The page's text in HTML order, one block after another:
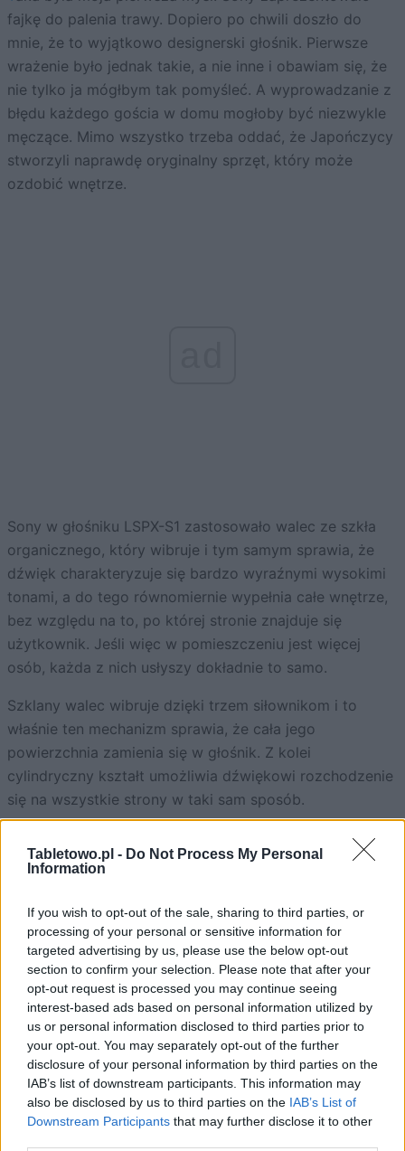
Tabletowo.pl - Do Not Process My Personal
Information
If you wish to opt-out of the sale, sharing to third parties, or
processing of your personal or sensitive information for
targeted advertising by us, please use the below opt-out
section to confirm your selection. Please note that after your
opt-out request is processed you may continue seeing
interest-based ads based on personal information utilized by
us or personal information disclosed to third parties prior to
your opt-out. You may separately opt-out of the further
disclosure of your personal information by third parties on the
IAB’s list of downstream participants. This information may
also be disclosed by us to third parties on the IAB’s List of
Downstream Participants that may further disclose it to other
fajkę do palenia trawy. Dopiero po chwili doszło do
mnie, że to wyjątkowo designerski głośnik. Pierwsze
wrażenie było jednak takie, a nie inne i obawiam się, że
nie tylko ja mógłbym tak pomyśleć. A wyprowadzanie z
błędu każdego gościa w domu mogłoby być niezwykle
męczące. Mimo wszystko trzeba oddać, że Japończycy
stworzyli naprawdę oryginalny sprzęt, który może
ozdobić wnętrze.
Sony w głośniku LSPX-S1 zastosowało walec ze szkła
organicznego, który wibruje i tym samym sprawia, że
dźwięk charakteryzuje się bardzo wyraźnymi wysokimi
tonami, a do tego równomiernie wypełnia całe wnętrze,
bez względu na to, po której stronie znajduje się
użytkownik. Jeśli więc w pomieszczeniu jest więcej
osób, każda z nich usłyszy dokładnie to samo.
Szklany walec wibruje dzięki trzem siłownikom i to
właśnie ten mechanizm sprawia, że cała jego
powierzchnia zamienia się w głośnik. Z kolei
cylindryczny kształt umożliwia dźwiękowi rozchodzenie
się na wszystkie strony w taki sam sposób.